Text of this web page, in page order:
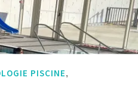
PISCINE